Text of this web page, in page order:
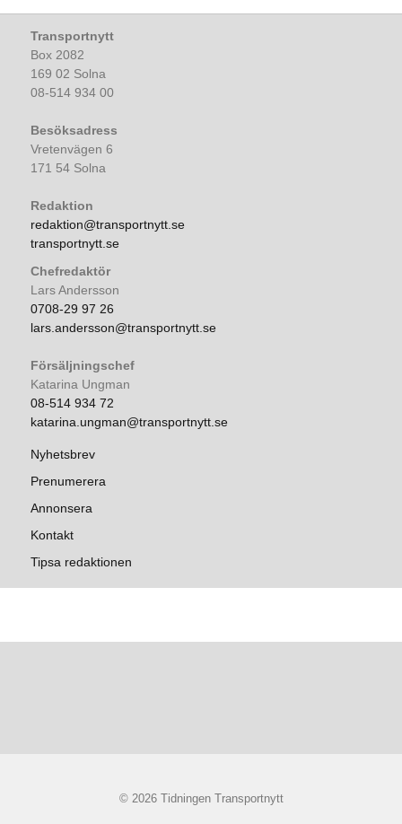
Transportnytt
Box 2082
169 02 Solna
08-514 934 00
Besöksadress
Vretenvägen 6
171 54 Solna
Redaktion
redaktion@transportnytt.se
transportnytt.se
Chefredaktör
Lars Andersson
0708-29 97 26
lars.andersson@transportnytt.se
Försäljningschef
Katarina Ungman
08-514 934 72
katarina.ungman@transportnytt.se
Nyhetsbrev
Prenumerera
Annonsera
Kontakt
Tipsa redaktionen
© 2026 Tidningen Transportnytt